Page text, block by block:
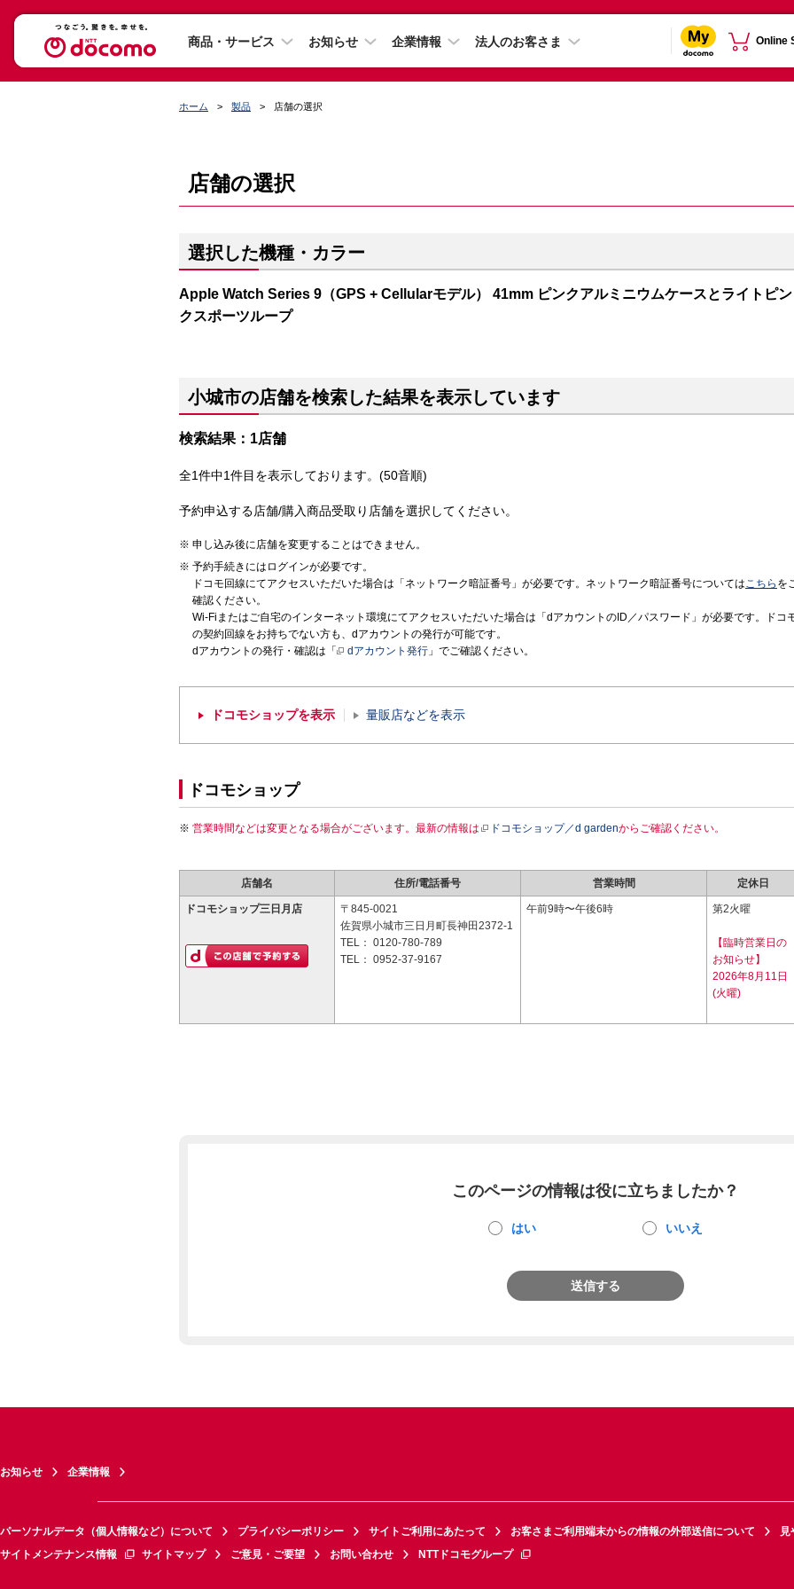
商品・サービス お知らせ 企業情報 法人のお客さま Online
ホーム 製品 店舗の選択
店舗の選択
選択した機種・カラー
Apple Watch Series 9（GPS + Cellularモデル） 41mm ピンクアルミニウムケースとライトピン
クスポーツループ
小城市の店舗を検索した結果を表示しています
検索結果：1店舗
全1件中1件目を表示しております。(50音順)
予約申込する店舗/購入商品受取り店舗を選択してください。
申し込み後に店舗を変更することはできません。
予約手続きにはログインが必要です。
ドコモ回線にてアクセスいただいた場合は「ネットワーク暗証番号」が必要です。ネットワーク暗証番号についてはこちら を
確認ください。
Wi-Fiまたはご自宅のインターネット環境にてアクセスいただいた場合は「dアカウントのID／パスワード」が必要です。ドコ
の契約回線をお持ちでない方も、dアカウントの発行が可能です。
dアカウントの発行・確認は「
dアカウント発行 」でご確認ください。
ドコモショップを表示 量販店などを表示
ドコモショップ
営業時間などは変更となる場合がございます。最新の情報は ドコモショップ／d gardenからご確認ください。
店舗名 住所/電話番号 営業時間 定休日
ドコモショップ三日月店
〒845-0021
佐賀県小城市三日月町長神田2372-1
TEL： 0120-780-789
TEL： 0952-37-9167
午前9時〜午後6時 第2火曜
【臨時営業日の
お知らせ】
2026年8月11日
(火曜)
このページの情報は役に立ちましたか？
はい いいえ
送信する
お知らせ 企業情報
パーソナルデータ（個人情報など）について プライバシーポリシー サイトご利用にあたって お客さまご利用端末からの情報の外部送信について
見
サイトメンテナンス情報
サイトマップ ご意見・ご要望 お問い合わせ NTTドコモグループ